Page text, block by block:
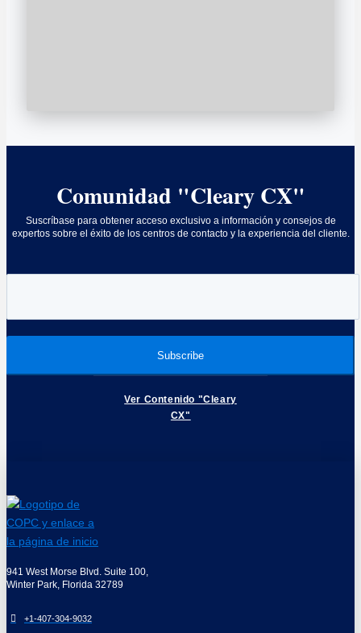
Comunidad "Cleary CX"
Suscríbase para obtener acceso exclusivo a información y consejos de
expertos sobre el éxito de los centros de contacto y la experiencia del cliente.
Ver Contenido "Cleary
CX"
941 West Morse Blvd. Suite 100,
Winter Park, Florida 32789
+1-407-304-9032